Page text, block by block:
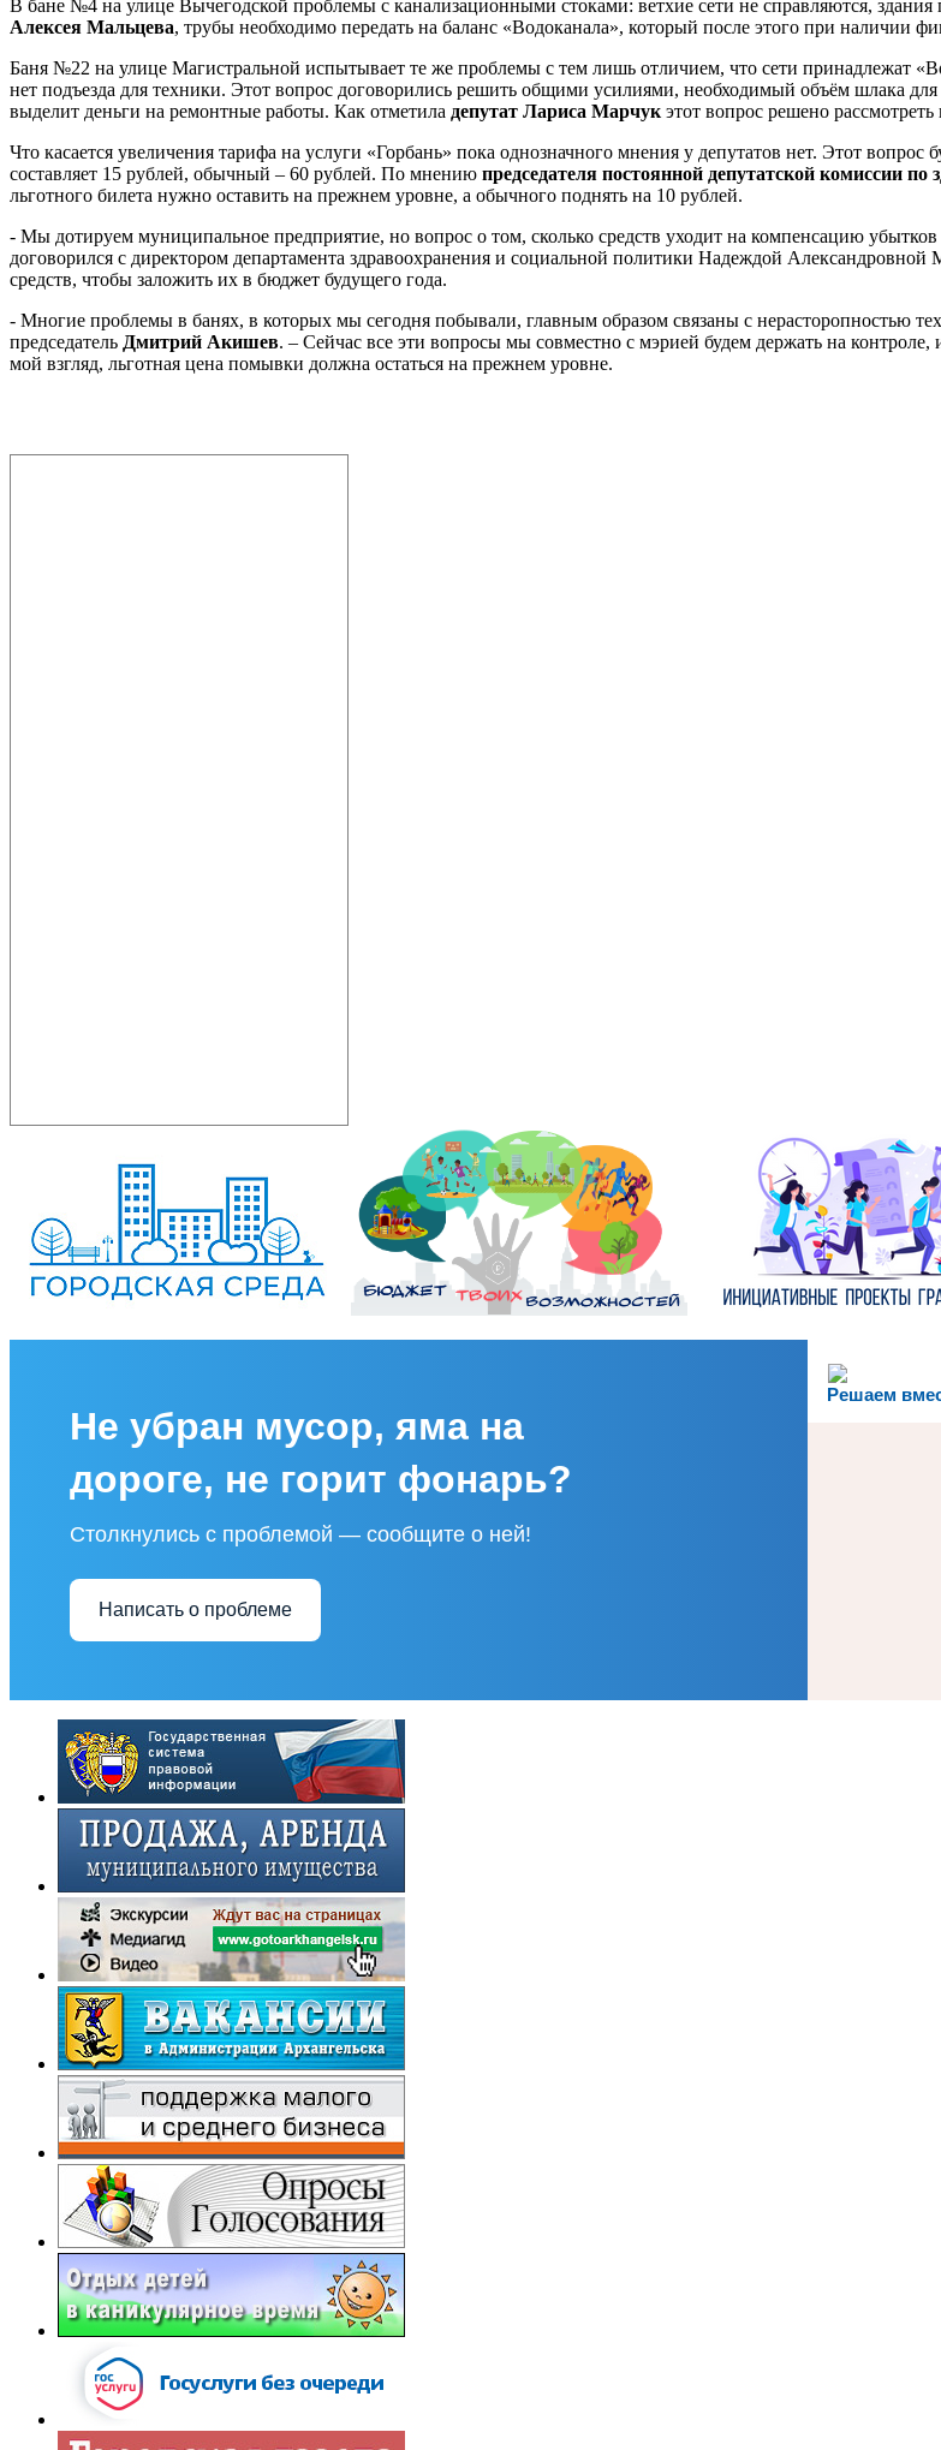
В бане №4 на улице Вычегодской проблемы с канализационными стоками: ветхие сети не справляются, здания
Алексея Мальцева, трубы необходимо передать на баланс «Водоканала», который после этого при наличии
Баня №22 на улице Магистральной испытывает те же проблемы с тем лишь отличием, что сети принадлежат
нет подъезда для техники. Этот вопрос договорились решить общими усилиями, необходимый объём шлака
выделит деньги на ремонтные работы. Как отметила депутат Лариса Марчук этот вопрос решено
Что касается увеличения тарифа на услуги «Горбань» пока однозначного мнения у депутатов нет. Этот
составляет 15 рублей, обычный – 60 рублей. По мнению председателя постоянной депутатской комиссии
льготного билета нужно оставить на прежнем уровне, а обычного поднять на 10 рублей.
- Мы дотируем муниципальное предприятие, но вопрос о том, сколько средств уходит на компенсацию
договорился с директором департамента здравоохранения и социальной политики Надеждой
средств, чтобы заложить их в бюджет будущего года.
- Многие проблемы в банях, в которых мы сегодня побывали, главным образом связаны с нерасторопностью
председатель Дмитрий Акишев. – Сейчас все эти вопросы мы совместно с мэрией будем держать на
мой взгляд, льготная цена помывки должна остаться на прежнем уровне.
Решаем
Не убран мусор, яма на
дороге, не горит фонарь?
Столкнулись с проблемой — сообщите о ней!
Написать о проблеме